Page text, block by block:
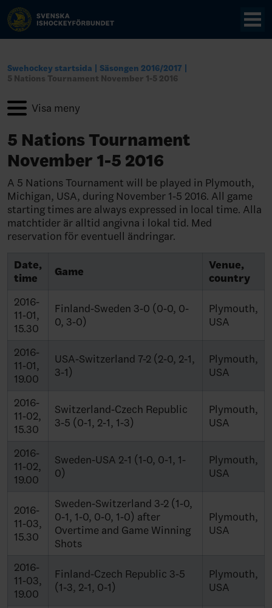
Swehockey startsida
Säsongen 2016/2017
5 Nations Tournament November 1-5 2016
5 Nations Tournament
November 1-5 2016
A 5 Nations Tournament will be played in Plymouth,
Michigan, USA, during November 1-5 2016. All game
starting times are always expressed in local time. Alla
matchtider är alltid angivna i lokal tid. Med
reservation för eventuell ändringar.
Date,
time
Game
Venue,
country
2016-
11-01,
15.30
Finland-Sweden 3-0 (0-0, 0-
0, 3-0)
Plymouth,
USA
2016-
11-01,
19.00
USA-Switzerland 7-2 (2-0, 2-1,
3-1)
Plymouth,
USA
2016-
11-02,
15.30
Switzerland-Czech Republic
3-5 (0-1, 2-1, 1-3)
Plymouth,
USA
2016-
11-02,
19.00
Sweden-USA 2-1 (1-0, 0-1, 1-
0)
Plymouth,
USA
2016-
11-03,
15.30
Sweden-Switzerland 3-2 (1-0,
0-1, 1-0, 0-0, 1-0) after
Overtime and Game Winning
Shots
Plymouth,
USA
2016-
11-03,
19.00
Finland-Czech Republic 3-5
(1-3, 2-1, 0-1)
Plymouth,
USA